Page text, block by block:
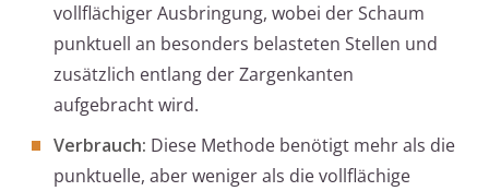
vollflächiger Ausbringung, wobei der Schaum
punktuell an besonders belasteten Stellen und
zusätzlich entlang der Zargenkanten
aufgebracht wird.
Verbrauch: Diese Methode benötigt mehr als die
punktuelle, aber weniger als die vollflächige